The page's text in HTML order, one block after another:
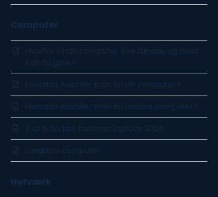
Computer
Hvorfor vil din computer ikke tænde, og hvad
kan du gøre?
Hvordan nulstiller man en HP computer?
Hvordan nulstiller man en Lenovo computer?
Top 5 bedste business laptops 2024
Langsom computer
Netværk